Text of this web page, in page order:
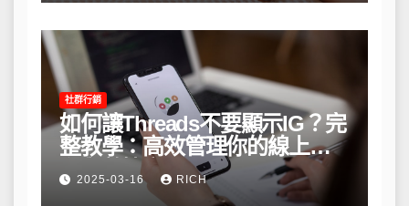
社群行銷
如何讓Threads不要顯示IG？完
整教學：高效管理你的線上隱
私與數據安全
2025-03-16 RICH